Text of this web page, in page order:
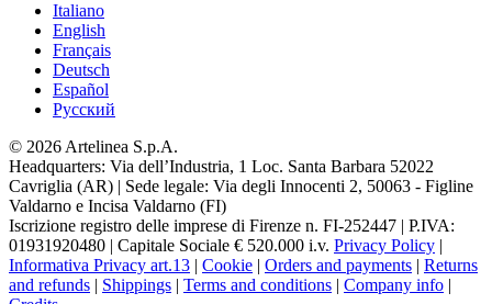
Italiano
English
Français
Deutsch
Español
Pусский
© 2026 Artelinea S.p.A.
Headquarters: Via dell’Industria, 1 Loc. Santa Barbara 52022
Cavriglia (AR) | Sede legale: Via degli Innocenti 2, 50063 - Figline
Valdarno e Incisa Valdarno (FI)
Iscrizione registro delle imprese di Firenze n. FI-252447 | P.IVA:
01931920480 | Capitale Sociale € 520.000 i.v. Privacy Policy |
Informativa Privacy art.13 | Cookie | Orders and payments | Returns
and refunds | Shippings | Terms and conditions | Company info |